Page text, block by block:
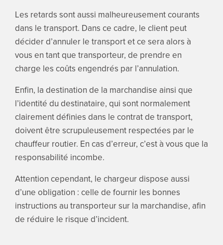
Les retards sont aussi malheureusement courants
dans le transport. Dans ce cadre, le client peut
décider d’annuler le transport et ce sera alors à
vous en tant que transporteur, de prendre en
charge les coûts engendrés par l’annulation.
Enfin, la destination de la marchandise ainsi que
l’identité du destinataire, qui sont normalement
clairement définies dans le contrat de transport,
doivent être scrupuleusement respectées par le
chauffeur routier. En cas d’erreur, c’est à vous que la
responsabilité incombe.
Attention cependant, le chargeur dispose aussi
d’une obligation : celle de fournir les bonnes
instructions au transporteur sur la marchandise, afin
de réduire le risque d’incident.